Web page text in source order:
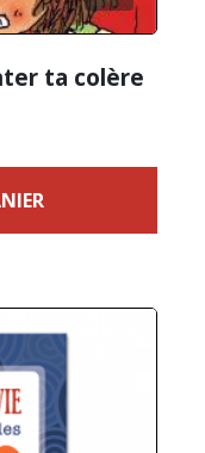
ta colère